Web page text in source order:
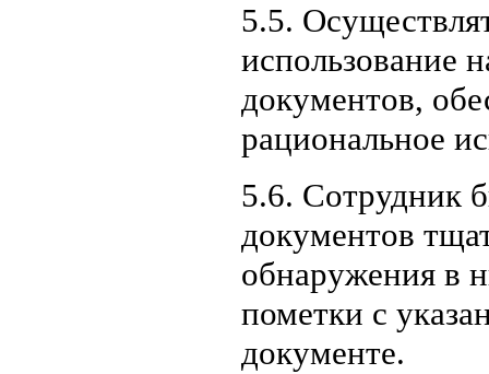
5.5.
использование
документов,
рациональное
5.6. Сотрудник
документов
обнаружения в
пометки с
документе.